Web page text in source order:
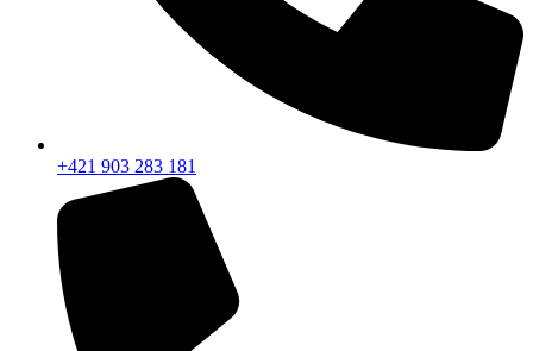
+421 903 283 181